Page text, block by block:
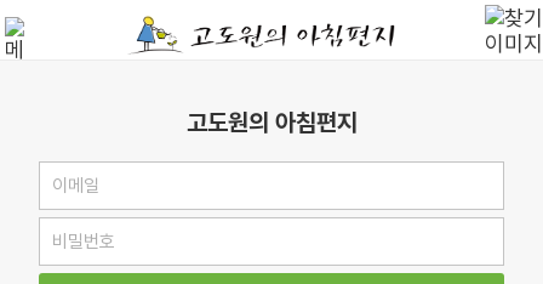
고도원의 아침편지